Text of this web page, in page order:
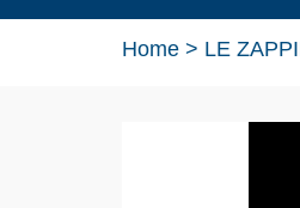
Home > LE